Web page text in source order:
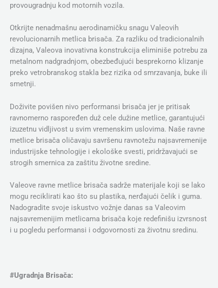
provougradnju kod motornih vozila.
Otkrijte nenadmašnu aerodinamičku snagu Valeovih
revolucionarnih metlica brisača. Za razliku od tradicionalnih
dizajna, Valeova inovativna konstrukcija eliminiše potrebu za
metalnom nadgradnjom, obezbeđujući besprekorno klizanje
preko vetrobranskog stakla bez rizika od smrzavanja, buke ili
smetnji.
Doživite povišen nivo performansi brisača jer je pritisak
ravnomerno raspoređen duž cele dužine metlice, garantujući
izuzetnu vidljivost u svim vremenskim uslovima. Naše ravne
metlice brisača oličavaju savršenu ravnotežu najsavremenije
industrijske tehnologije i ekološke svesti, pridržavajući se
strogih smernica za zaštitu životne sredine.
Valeove ravne metlice brisača sadrže materijale koji se lako
mogu reciklirati kao što su plastika, nerđajući čelik i guma.
Nadogradite svoje iskustvo vožnje danas sa Valeovim
najsavremenijim metlicama brisača koje redefinišu izvrsnost
i u pogledu performansi i odgovornosti za životnu sredinu.
#Ugradnja Brisača: